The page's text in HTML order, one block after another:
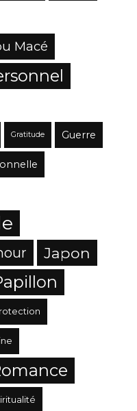
Macé
Gratitude Guerre
Japon